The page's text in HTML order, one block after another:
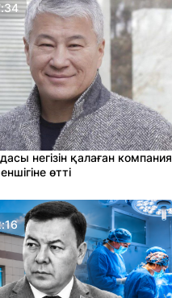
негізін қалаған компания
өтті